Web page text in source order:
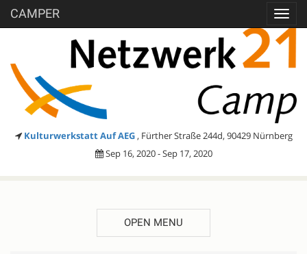
CAMPER
Kulturwerkstatt Auf AEG , Fürther Straße 244d, 90429 Nürnberg
Sep 16, 2020 - Sep 17, 2020
OPEN MENU